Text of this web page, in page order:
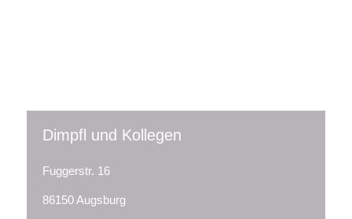
Dimpfl und Kollegen
Fuggerstr. 16
86150 Augsburg